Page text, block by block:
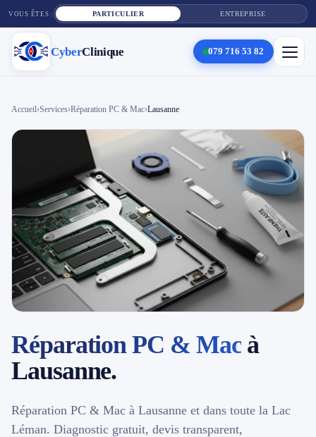
VOUS ÊTES : PARTICULIER ENTREPRISE
CyberClinique 079 716 53 82
Cyber Clinique
Réparation téléphone
Tarifs
Blog
Contact
📱 Réparation téléphone par marque
Région d'Yverdon
Accueil›Services›Réparation PC & Mac›Lausanne
Réparation PC & Mac à
Lausanne.
Réparation PC & Mac à Lausanne et dans toute la Lac
Léman. Diagnostic gratuit, devis transparent,